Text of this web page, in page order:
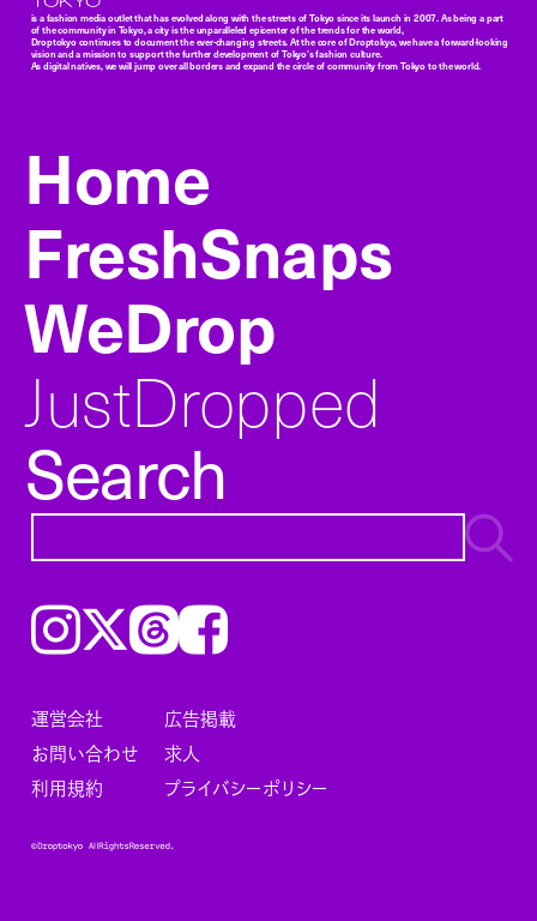
is a fashion media outlet that has evolved along with the streets of Tokyo since its launch in 2007. As being a part
of the community in Tokyo, a city is the unparalleled epicenter of the trends for the world,
Droptokyo continues to document the ever-changing streets. At the core of Droptokyo, we have a forward-looking
vision and a mission to support the further development of Tokyo’s fashion culture.
As digital natives, we will jump over all borders and expand the circle of community from Tokyo to the world.
Home
FreshSnaps
WeDrop
JustDropped
Search
Instagram𝕏ThreadsFacebook
運営会社
広告掲載
お問い合わせ
求人
利用規約
プライバシーポリシー